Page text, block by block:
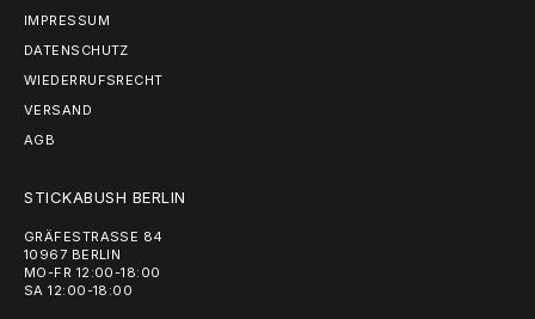
IMPRESSUM
DATENSCHUTZ
WIEDERRUFSRECHT
VERSAND
AGB
STICKABUSH BERLIN
GRÄFESTRASSE 84
10967 BERLIN
MO-FR 12:00-18:00
SA 12:00-18:00